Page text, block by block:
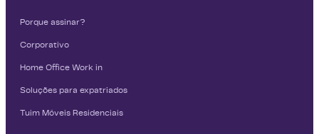
Porque assinar?
Corporativo
Home Office Work in
Soluções para expatriados
Tuim Móveis Residenciais